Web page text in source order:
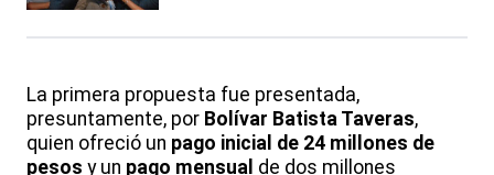
La primera propuesta fue presentada,
presuntamente, por Bolívar Batista Taveras,
quien ofreció un pago inicial de 24 millones de
pesos y un pago mensual de dos millones